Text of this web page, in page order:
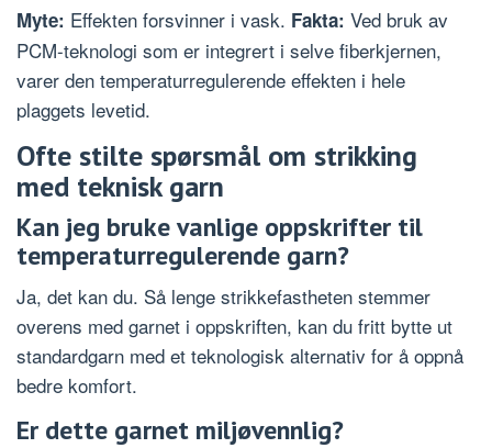
Myte: Effekten forsvinner i vask. Fakta: Ved bruk av
PCM-teknologi som er integrert i selve fiberkjernen,
varer den temperaturregulerende effekten i hele
plaggets levetid.
Ofte stilte spørsmål om strikking
med teknisk garn
Kan jeg bruke vanlige oppskrifter til
temperaturregulerende garn?
Ja, det kan du. Så lenge strikkefastheten stemmer
overens med garnet i oppskriften, kan du fritt bytte ut
standardgarn med et teknologisk alternativ for å oppnå
bedre komfort.
Er dette garnet miljøvennlig?